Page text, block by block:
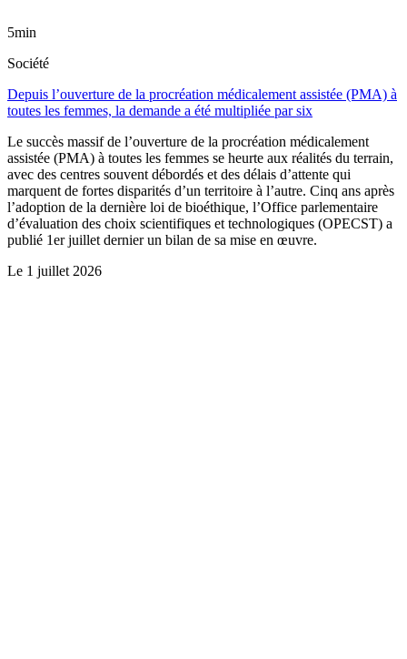
5min
Société
Depuis l’ouverture de la procréation médicalement assistée (PMA) à
toutes les femmes, la demande a été multipliée par six
Le succès massif de l’ouverture de la procréation médicalement
assistée (PMA) à toutes les femmes se heurte aux réalités du terrain,
avec des centres souvent débordés et des délais d’attente qui
marquent de fortes disparités d’un territoire à l’autre. Cinq ans après
l’adoption de la dernière loi de bioéthique, l’Office parlementaire
d’évaluation des choix scientifiques et technologiques (OPECST) a
publié 1er juillet dernier un bilan de sa mise en œuvre.
Le 1 juillet 2026